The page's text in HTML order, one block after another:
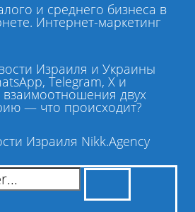
и среднего бизнеса в
Интернет-маркетинг
Израиля и Украины
Telegram, X и
двух
— что происходит?
Израиля Nikk.Agency